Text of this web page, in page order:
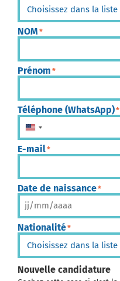
NOM *
Prénom *
Téléphone (WhatsApp)*
États-Unis +1
E-mail*
Date de naissance*
Nationalité*
Nouvelle candidature